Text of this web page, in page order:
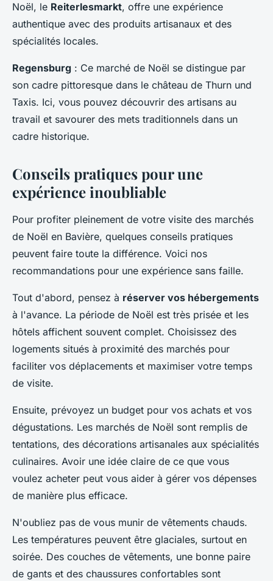
Noël, le Reiterlesmarkt, offre une expérience
authentique avec des produits artisanaux et des
spécialités locales.
Regensburg : Ce marché de Noël se distingue par
son cadre pittoresque dans le château de Thurn und
Taxis. Ici, vous pouvez découvrir des artisans au
travail et savourer des mets traditionnels dans un
cadre historique.
Conseils pratiques pour une
expérience inoubliable
Pour profiter pleinement de votre visite des marchés
de Noël en Bavière, quelques conseils pratiques
peuvent faire toute la différence. Voici nos
recommandations pour une expérience sans faille.
Tout d'abord, pensez à réserver vos hébergements
à l'avance. La période de Noël est très prisée et les
hôtels affichent souvent complet. Choisissez des
logements situés à proximité des marchés pour
faciliter vos déplacements et maximiser votre temps
de visite.
Ensuite, prévoyez un budget pour vos achats et vos
dégustations. Les marchés de Noël sont remplis de
tentations, des décorations artisanales aux spécialités
culinaires. Avoir une idée claire de ce que vous
voulez acheter peut vous aider à gérer vos dépenses
de manière plus efficace.
N'oubliez pas de vous munir de vêtements chauds.
Les températures peuvent être glaciales, surtout en
soirée. Des couches de vêtements, une bonne paire
de gants et des chaussures confortables sont